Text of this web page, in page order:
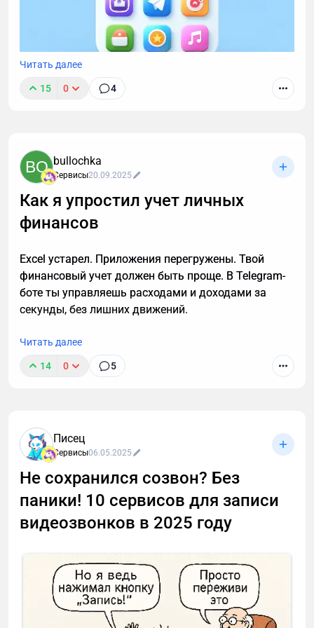
В прошлой статье обсудили идею "мессенджер как
нативными приложениями и Telegram Mini Apps.
Речь пойдет о глобальных отличиях, которые
сильнее всего влияют на принятие решения
бизнеса о выборе того или иного сервиса/
платформы.
Читать далее
15 0 4
BO bullochka
Сервисы20.09.2025
Как я упростил учет личных
финансов
Excel устарел. Приложения перегружены. Твой
финансовый учет должен быть проще. В Telegram-
боте ты управляешь расходами и доходами за
секунды, без лишних движений.
Читать далее
14 0 5
Писец
Сервисы06.05.2025
Не сохранился созвон? Без
паники! 10 сервисов для записи
видеозвонков в 2025 году